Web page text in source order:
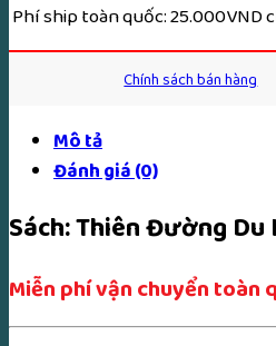
Hằng
số
Phí ship toàn quốc: 25.000VND
Chính sách bán hàng
Mô tả
Đánh giá (0)
Sách: Thiên Đường
Miễn phí vận chuyển toàn